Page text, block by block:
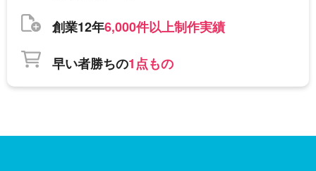
創業12年6,000件以上制作実績
早い者勝ちの1点もの